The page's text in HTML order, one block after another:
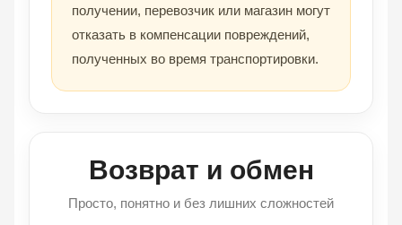
получении, перевозчик или магазин могут
отказать в компенсации повреждений,
полученных во время транспортировки.
Возврат и обмен
Просто, понятно и без лишних сложностей